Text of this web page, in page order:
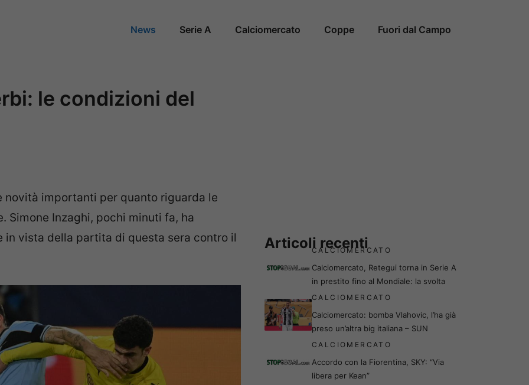
News Serie A Calciomercato Coppe Fuori dal Campo
le condizioni del
novità importanti per quanto riguarda le
Simone Inzaghi, pochi minuti fa, ha
vista della partita di questa sera contro il
Articoli recenti
CALCIOMERCATO
Calciomercato, Retegui torna in Serie A
in prestito fino al Mondiale: la svolta
CALCIOMERCATO
Calciomercato: bomba Vlahovic, l’ha già
preso un’altra big italiana – SUN
CALCIOMERCATO
Accordo con la Fiorentina, SKY: “Via
libera per Kean”